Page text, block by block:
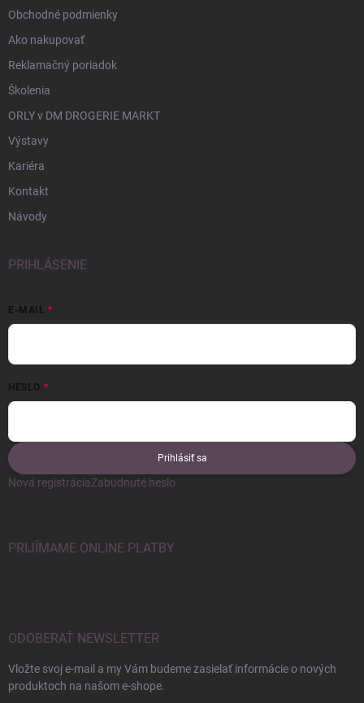
Obchodné podmienky
Ako nakupovať
Reklamačný poriadok
Školenia
ORLY v DM DROGERIE MARKT
Výstavy
Kariéra
Kontakt
Návody
PRIHLÁSENIE
E-MAIL
HESLO
Prihlásiť sa
Nová registráciaZabudnuté heslo
PRIJÍMAME ONLINE PLATBY
ODOBERAŤ NEWSLETTER
Vložte svoj e-mail a my Vám budeme zasielať informácie o nových
produktoch na našom e-shope.